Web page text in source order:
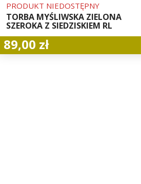
PRODUKT NIEDOSTĘPNY
TORBA MYŚLIWSKA ZIELONA
SZEROKA Z SIEDZISKIEM RL
89,00 zł